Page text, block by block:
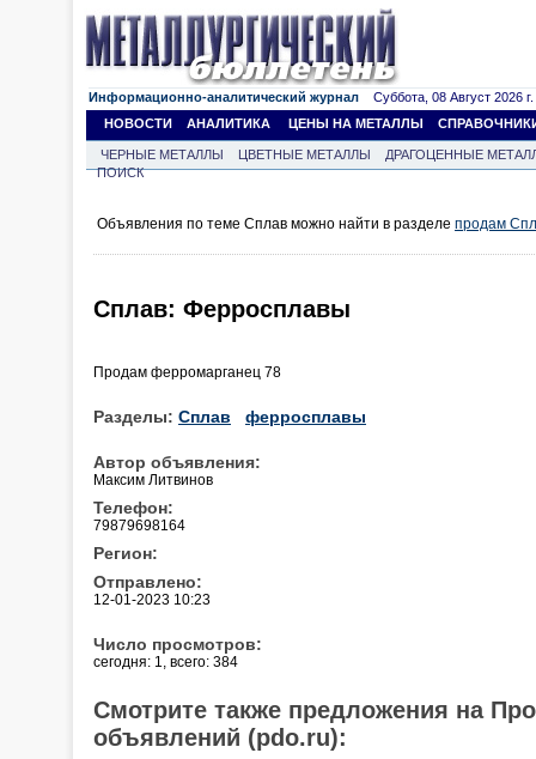
Информационно-аналитический журнал Суббота, 08 Август 2026 г.
НОВОСТИ
АНАЛИТИКА ЦЕНЫ НА МЕТАЛЛЫ
ЧЕРНЫЕ МЕТАЛЛЫ ЦВЕТНЫЕ МЕТАЛЛЫ
ДРАГОЦЕННЫЕ
ПОИСК
Объявления по теме Сплав можно найти в разделе продам
Сплав: Ферросплавы
Продам ферромарганец 78
Разделы: Сплав ферросплавы
Автор объявления:
Максим Литвинов
Телефон:
79879698164
Регион:
Отправлено:
12-01-2023 10:23
Число просмотров:
сегодня: 1, всего: 384
Смотрите также предложения на
объявлений (pdo.ru):